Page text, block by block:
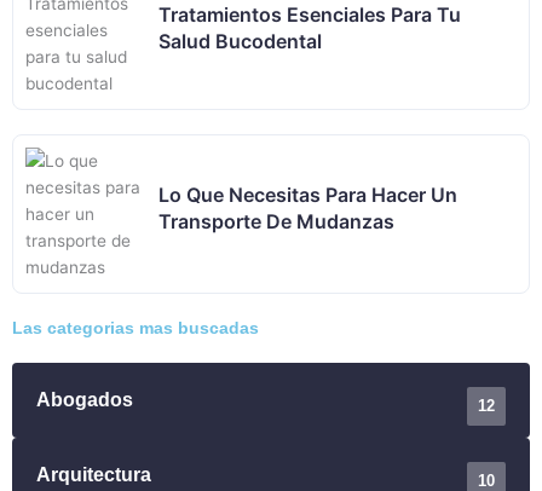
Tratamientos Esenciales Para Tu
Salud Bucodental
Lo Que Necesitas Para Hacer Un
Transporte De Mudanzas
Las categorias mas buscadas
Abogados 12
Arquitectura 10